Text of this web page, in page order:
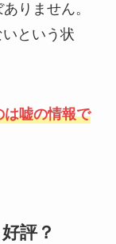
りません。
という状
は嘘の情報で
評？